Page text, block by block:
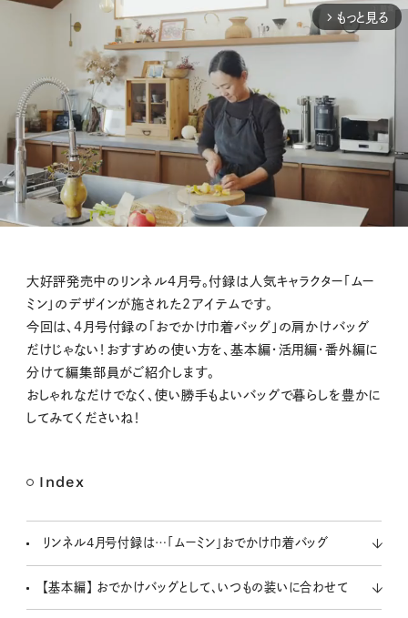
arrow_forward_ios もっと見る
M
e
大好評発売中のリンネル4月号。付録は人気キャラクター「ムー
ミン」のデザインが施された2アイテムです。
今回は、4月号付録の「おでかけ巾着バッグ」の肩かけバッグ
だけじゃない！おすすめの使い方を、基本編・活用編・番外編に
分けて編集部員がご紹介します。
おしゃれなだけでなく、使い勝手もよいバッグで暮らしを豊かに
してみてくださいね！
Index
リンネル4月号付録は…「ムーミン」おでかけ巾着バッグ
【基本編】 おでかけバッグとして、いつもの装いに合わせて